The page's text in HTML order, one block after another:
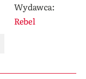
Wydawca:
Rebel